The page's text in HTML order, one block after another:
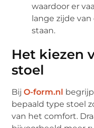
waardoor er
lange zijde
staan.
Het kiezen
stoel
BijO-form.nl
bepaald type stoel
van het comfort.